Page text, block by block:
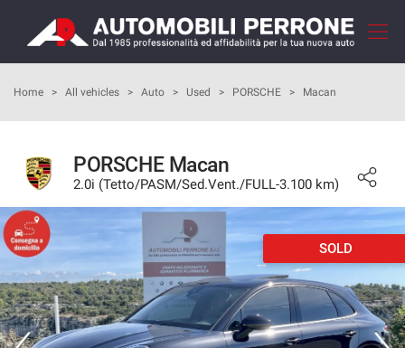
HOME
HOW TO BUY
OUR SERVICES
FEEDBACKS
VEHICLES LIST
Home > All vehicles > Auto > Used > PORSCHE > Macan
PORSCHE Macan
2.0i (Tetto/PASM/Sed.Vent./FULL-3.100 km)
SOLD
Your
consent
preferences
following
allows
you
express
your
consent
preferences
to
the
tracking
technologies